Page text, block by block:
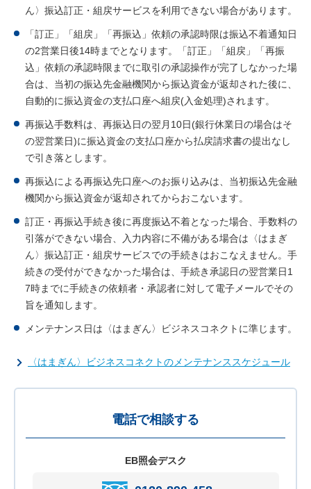
ん〉振込訂正・組戻サービスを利用できない場合があります。
「訂正」「組戻」「再振込」依頼の承認時限は振込不着通知日
の2営業日後14時までとなります。「訂正」「組戻」「再振
込」依頼の承認時限までに取引の承認操作が完了しなかった場
合は、当初の振込先金融機関から振込資金が返却された後に、
自動的に振込資金の支払口座へ組戻(入金処理)されます。
再振込手数料は、再振込日の翌月10日(銀行休業日の場合はそ
の翌営業日)に振込資金の支払口座から払戻請求書の提出なし
で引き落とします。
再振込による再振込先口座へのお振り込みは、当初振込先金融
機関から振込資金が返却されてからおこないます。
訂正・再振込手続き後に再度振込不着となった場合、手数料の
引落ができない場合、入力内容に不備がある場合は〈はまぎ
ん〉振込訂正・組戻サービスでの手続きはおこなえません。手
続きの受付ができなかった場合は、手続き承認日の翌営業日1
7時までに手続きの依頼者・承認者に対して電子メールでその
旨を通知します。
メンテナンス日は〈はまぎん〉ビジネスコネクトに準じます。
〈はまぎん〉ビジネスコネクトのメンテナンススケジュール
電話で相談する
EB照会デスク